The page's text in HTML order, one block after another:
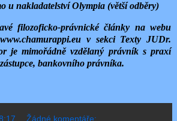
u nakladatelství Olympia (větší odběry)
filozoficko-právnické články na webu
v sekci Texty JUDr.
je mimořádně vzdělaný právník s praxí
bankovního právníka.
Žádné komentáře: